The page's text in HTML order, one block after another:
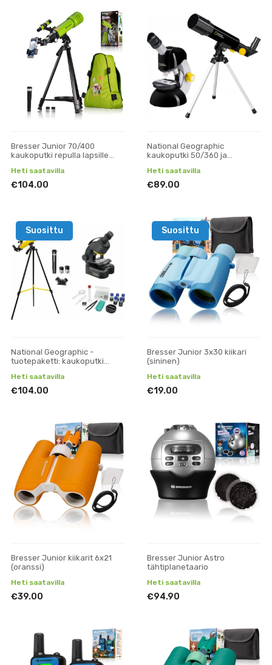
Bresser Junior 70/400
kaukoputki repulla lapsille
Heti saatavilla
€104.00
National Geographic
kaukoputki 50/360 ja
Heti saatavilla
€89.00
Suosittu
National Geographic -
tuotepaketti: kaukoputki
40x-640x
Heti saatavilla
€104.00
Suosittu
Bresser Junior 3x30 kiikari
(sininen)
Heti saatavilla
€19.00
Bresser Junior kiikarit 6x21
(oranssi)
Heti saatavilla
€39.00
Bresser Junior Astro
tähtiplanetaario
Heti saatavilla
€94.90